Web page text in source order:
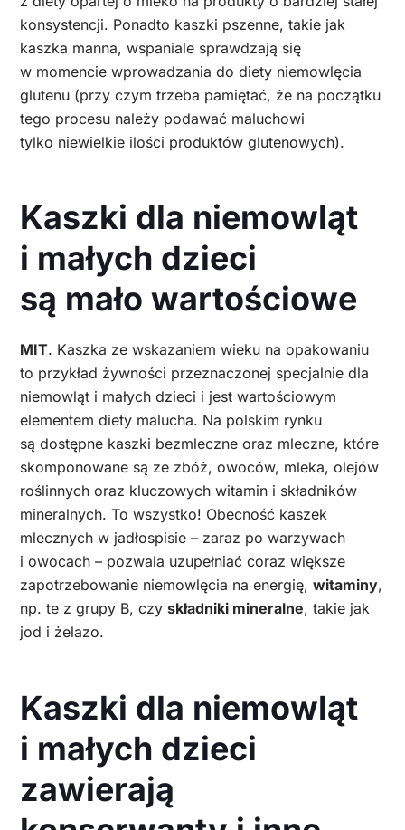
konsystencji. Ponadto kaszki pszenne, takie jak
kaszka manna, wspaniale sprawdzają się
w momencie wprowadzania do diety niemowlęcia
glutenu (przy czym trzeba pamiętać, że na początku
tego procesu należy podawać maluchowi
tylko niewielkie ilości produktów glutenowych).
Kaszki dla niemowląt
i małych dzieci
są mało wartościowe
MIT. Kaszka ze wskazaniem wieku na opakowaniu
to przykład żywności przeznaczonej specjalnie dla
niemowląt i małych dzieci i jest wartościowym
elementem diety malucha. Na polskim rynku
są dostępne kaszki bezmleczne oraz mleczne, które
skomponowane są ze zbóż, owoców, mleka, olejów
roślinnych oraz kluczowych witamin i składników
mineralnych. To wszystko! Obecność kaszek
mlecznych w jadłospisie – zaraz po warzywach
i owocach – pozwala uzupełniać coraz większe
zapotrzebowanie niemowlęcia na energię, witaminy,
np. te z grupy B, czy składniki mineralne, takie jak
jod i żelazo.
Kaszki dla niemowląt
i małych dzieci
zawierają